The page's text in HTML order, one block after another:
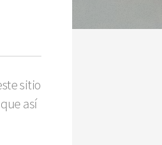
sitio
así